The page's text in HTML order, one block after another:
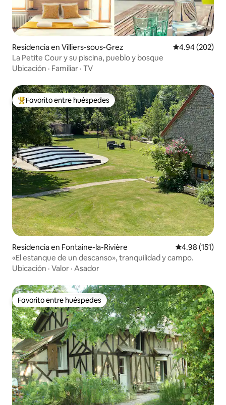
Residencia en Villiers-sous-Grez Calificación
4.94 (202)
La Petite Cour y su piscina, pueblo y bosque
Ubicación · Familiar · TV
De los mejores en Favorito entre huéspedes
Favorito entre huéspedes
Residencia en Fontaine-la-Rivière Calificación
4.98 (151)
«El estanque de un descanso», tranquilidad y campo.
Ubicación · Valor · Asador
Favorito entre huéspedes
Favorito entre huéspedes